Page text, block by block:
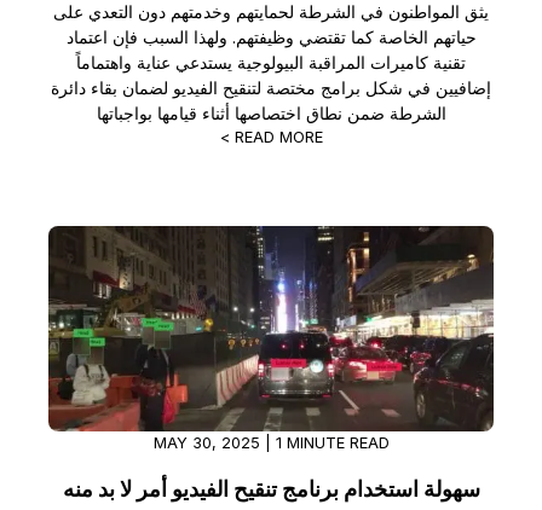
يثق المواطنون في الشرطة لحمايتهم وخدمتهم دون التعدي على
حياتهم الخاصة كما تقتضي وظيفتهم. ولهذا السبب فإن اعتماد
تقنية كاميرات المراقبة البيولوجية يستدعي عناية واهتماماً
إضافيين في شكل برامج مختصة لتنقيح الفيديو لضمان بقاء دائرة
الشرطة ضمن نطاق اختصاصها أثناء قيامها بواجباتها
READ MORE >
MAY 30, 2025 | 1 MINUTE READ
سهولة استخدام برنامج تنقيح الفيديو أمر لا بد منه